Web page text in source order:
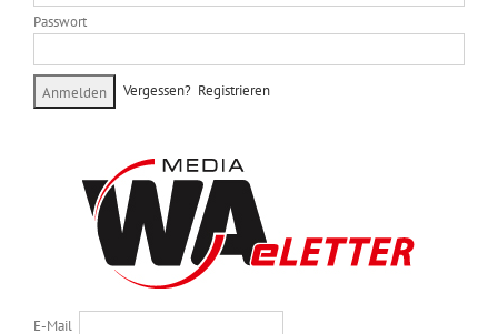
Passwort
Vergessen? Registrieren
E-Mail